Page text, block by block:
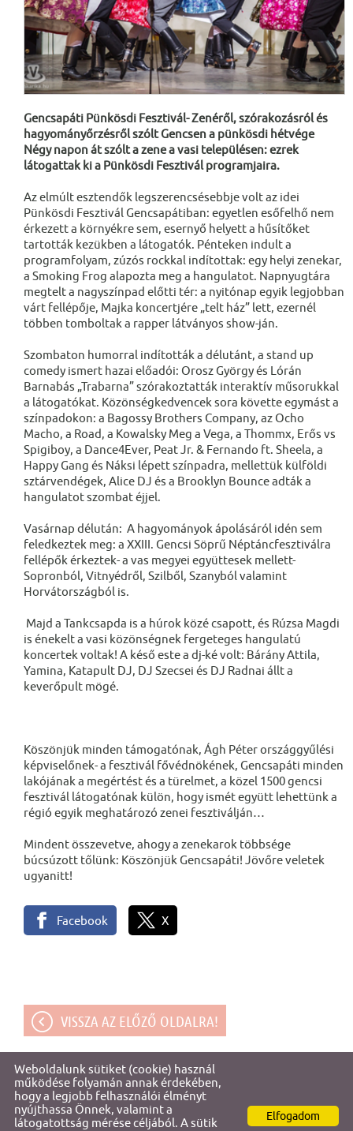
Gencsapáti Pünkösdi Fesztivál- Zenéről, szórakozásról és
hagyományőrzésről szólt Gencsen a pünkösdi hétvége
Négy napon át szólt a zene a vasi településen: ezrek
látogattak ki a Pünkösdi Fesztivál programjaira.
Az elmúlt esztendők legszerencsésebbje volt az idei
Pünkösdi Fesztivál Gencsapátiban: egyetlen esőfelhő nem
érkezett a környékre sem, esernyő helyett a hűsítőket
tartották kezükben a látogatók. Pénteken indult a
programfolyam, zúzós rockkal indítottak: egy helyi zenekar,
a Smoking Frog alapozta meg a hangulatot. Napnyugtára
megtelt a nagyszínpad előtti tér: a nyitónap egyik legjobban
várt fellépője, Majka koncertjére „telt ház” lett, ezernél
többen tomboltak a rapper látványos show-ján.
Szombaton humorral indítot­ták a délutánt, a stand up
comedy ismert hazai előadói: Orosz György és Lórán
Barnabás „Trabarna” szórakoztatták interaktív műsorukkal
a látogatókat. Közönségkedvencek sora követte egymást a
színpadokon: a Bagossy Brothers Company, az Ocho
Macho, a Road, a Kowalsky Meg a Vega, a Thommx, Erős vs
Spigiboy, a Dance4Ever, Peat Jr. & Fernando ft. Sheela, a
Happy Gang és Náksi lépett színpadra, mellettük külföldi
sztárvendégek, Alice DJ és a Brooklyn Bounce adták a
hangulatot szombat éjjel.
Vasárnap délután: A hagyományok ápolásáról idén sem
feledkeztek meg: a XXIII. Gencsi Söprű Néptáncfesztiválra
fellépők érkeztek- a vas megyei együttesek mellett-
Sopronból, Vitnyédről, Szilből, Szanyból valamint
Horvátországból is.
Majd a Tankcsapda is a húrok közé csapott, és Rúzsa Magdi
is énekelt a vasi közönségnek fergeteges hangulatú
koncertek voltak! A késő este a dj-ké volt: Bárány Attila,
Yamina, Katapult DJ, DJ Szecsei és DJ Radnai állt a
keverőpult mögé.
Köszönjük minden támogatónak, Ágh Péter országgyűlési
képviselőnek- a fesztivál fővédnökének, Gencsapáti minden
lakójának a megértést és a türelmet, a közel 1500 gencsi
fesztivál látogatónak külön, hogy ismét együtt lehettünk a
régió egyik meghatározó zenei fesztiválján…
Mindent összevetve, ahogy a zenekarok többsége
búcsúzott tőlünk: Köszönjük Gencsapáti! Jövőre veletek
ugyanitt!
Facebook X
VISSZA AZ ELŐZŐ OLDALRA!
© 2026 - Gencsapáti Értéktára
Oldal információklAdatkezelési tájékoztató lImpresszum
Elfogadom
Weboldalunk sütiket (cookie) használ
működése folyamán annak érdekében,
hogy a legjobb felhasználói élményt
nyújthassa Önnek, valamint a
látogatottság mérése céljából. A sütik